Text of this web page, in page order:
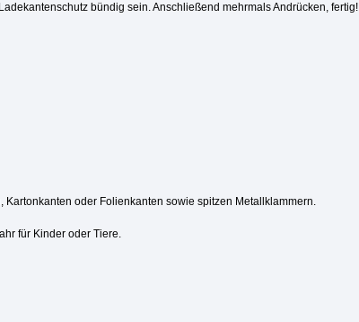
bündig sein. Anschließend mehrmals Andrücken, fertig!
Kartonkanten oder Folienkanten sowie spitzen Metallklammern.
für Kinder oder Tiere.